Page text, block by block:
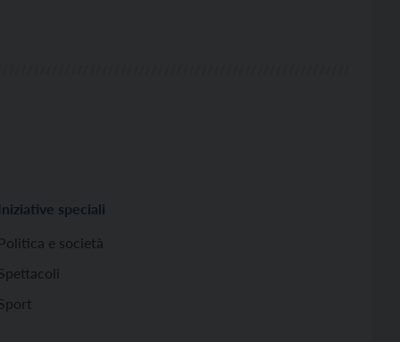
Iniziative speciali
Politica e società